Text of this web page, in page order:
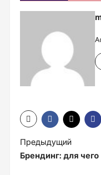
Н
а
Предыдущий
Брендинг: для